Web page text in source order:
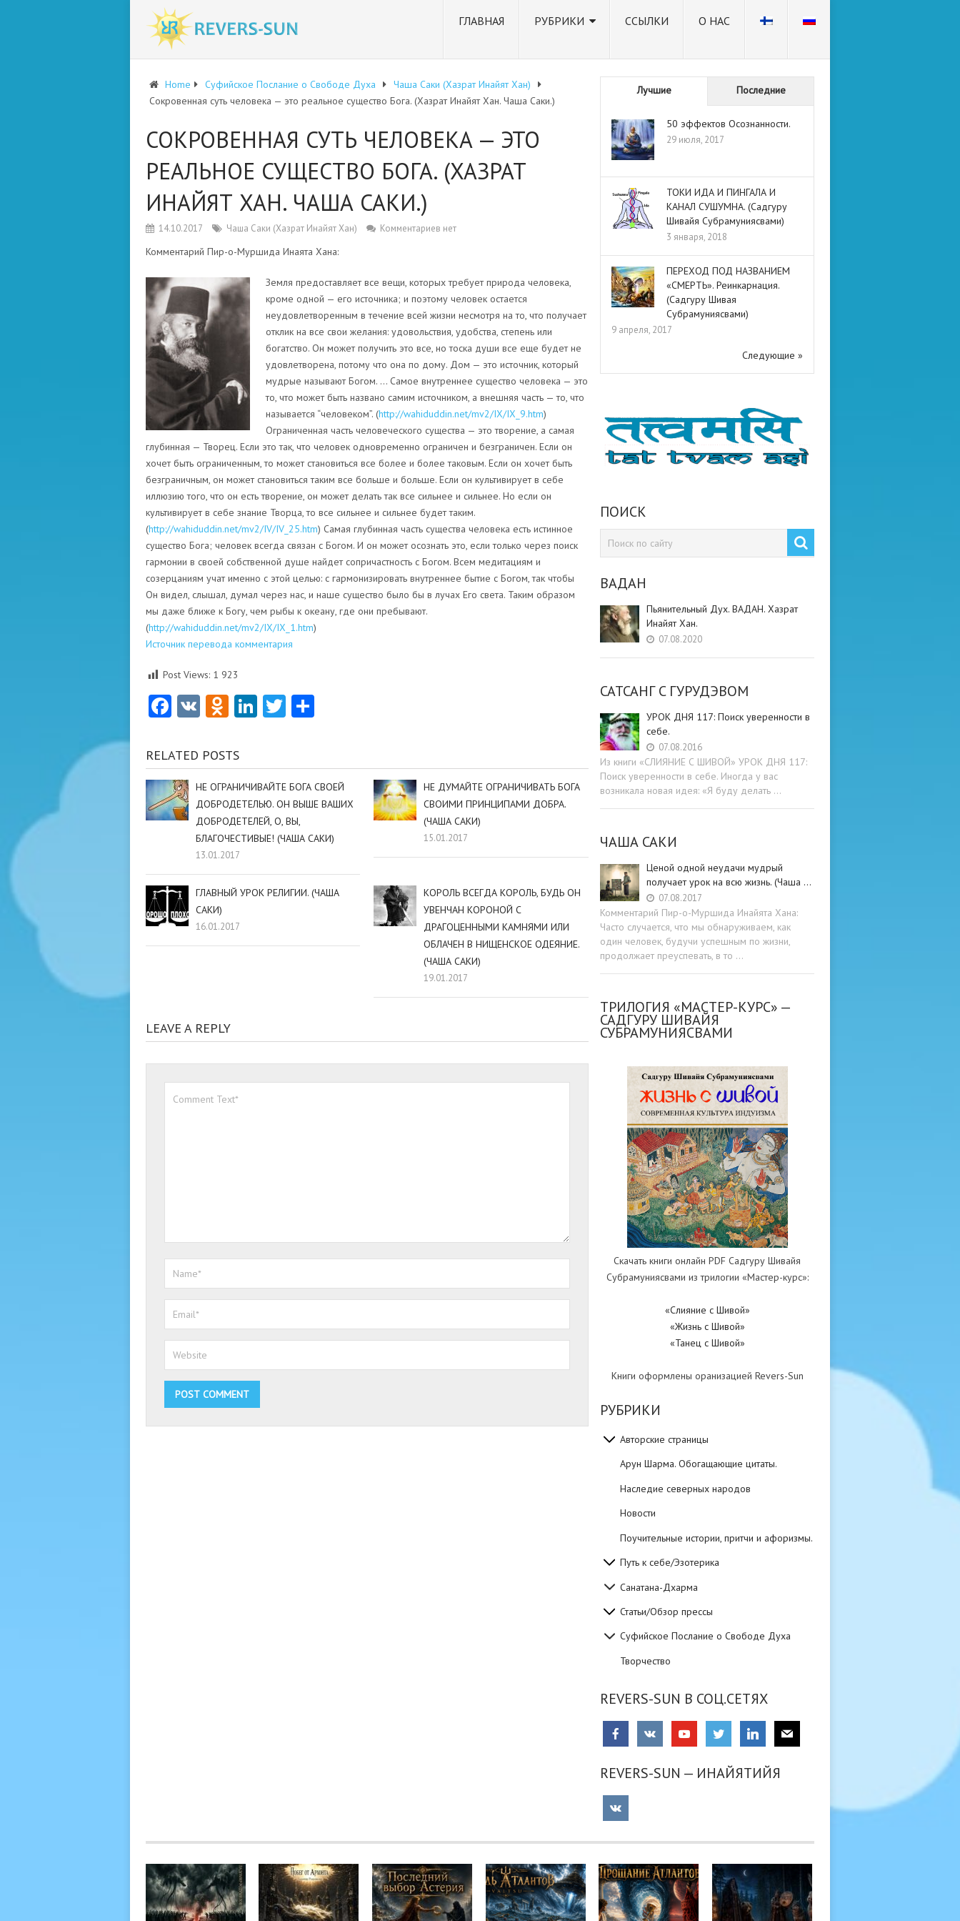
ГЛАВНАЯ РУБРИКИ ССЫЛКИ О НАС
Home Суфийское Послание о Свободе Духа
Чаша Саки (Хазрат Инайят Хан)
Сокровенная суть человека — это реальное существо Бога. (Хазрат Инайят Хан. Чаша Саки.)
СОКРОВЕННАЯ СУТЬ ЧЕЛОВЕКА — ЭТО
РЕАЛЬНОЕ СУЩЕСТВО БОГА. (ХАЗРАТ
ИНАЙЯТ ХАН. ЧАША САКИ.)
14.10.2017 Чаша Саки (Хазрат Инайят Хан) Комментариев нет
Комментарий Пир-о-Муршида Инаята Хана:
Земля предоставляет все вещи, которых требует природа человека,
кроме одной — его источника; и поэтому человек остается
неудовлетворенным в течение всей жизни несмотря на то, что получает
отклик на все свои желания: удовольствия, удобства, степень или
богатство. Он может получить это все, но тоска души все еще будет не
удовлетворена, потому что она по дому. Дом — это источник, который
мудрые называют Богом. … Самое внутреннее существо человека — это
то, что может быть названо самим источником, а внешняя часть — то, что
называется “человеком”. (http://wahiduddin.net/mv2/IX/IX_9.htm)
Ограниченная часть человеческого существа — это творение, а самая
глубинная — Творец. Если это так, что человек одновременно ограничен и безграничен. Если он
хочет быть ограниченным, то может становиться все более и более таковым. Если он хочет быть
безграничным, он может становиться таким все больше и больше. Если он культивирует в себе
иллюзию того, что он есть творение, он может делать так все сильнее и сильнее. Но если он
культивирует в себе знание Творца, то все сильнее и сильнее будет таким.
(http://wahiduddin.net/mv2/IV/IV_25.htm) Самая глубинная часть существа человека есть истинное
существо Бога; человек всегда связан с Богом. И он может осознать это, если только через поиск
гармонии в своей собственной душе найдет сопричастность с Богом. Всем медитациям и
созерцаниям учат именно с этой целью: с гармонизировать внутреннее бытие с Богом, так чтобы
Он видел, слышал, думал через нас, и наше существо было бы в лучах Его света. Таким образом
мы даже ближе к Богу, чем рыбы к океану, где они пребывают.
(http://wahiduddin.net/mv2/IX/IX_1.htm)
Источник перевода комментария
Post Views: 1 923
Facebook
VKOdnoklassniki
LinkedIn
TwitterОтправить
RELATED POSTS
НЕ ОГРАНИЧИВАЙТЕ БОГА СВОЕЙ
ДОБРОДЕТЕЛЬЮ. ОН ВЫШЕ ВАШИХ
ДОБРОДЕТЕЛЕЙ, О, ВЫ,
БЛАГОЧЕСТИВЫЕ! (ЧАША САКИ)
13.01.2017
НЕ ДУМАЙТЕ ОГРАНИЧИВАТЬ БОГА
СВОИМИ ПРИНЦИПАМИ ДОБРА.
(ЧАША САКИ)
15.01.2017
ГЛАВНЫЙ УРОК РЕЛИГИИ. (ЧАША
САКИ)
16.01.2017
КОРОЛЬ ВСЕГДА КОРОЛЬ, БУДЬ ОН
УВЕНЧАН КОРОНОЙ С
ДРАГОЦЕННЫМИ КАМНЯМИ ИЛИ
ОБЛАЧЕН В НИЩЕНСКОЕ ОДЕЯНИЕ.
(ЧАША САКИ)
19.01.2017
LEAVE A REPLY
Лучшие Последние
50 эффектов Осознанности.
29 июля, 2017
ТОКИ ИДА И ПИНГАЛА И
КАНАЛ СУШУМНА. (Садгуру
Шивайя Субрамуниясвами)
3 января, 2018
ПЕРЕХОД ПОД НАЗВАНИЕМ
«СМЕРТЬ». Реинкарнация.
(Садгуру Шивая
Субрамуниясвами)
9 апреля, 2017
Следующие »
ПОИСК
ВАДАН
Пьянительный Дух. ВАДАН. Хазрат
Инайят Хан.
07.08.2020
САТСАНГ C ГУРУДЭВОМ
УРОК ДНЯ 117: Поиск уверенности в
себе.
07.08.2016
Из книги «СЛИЯНИЕ С ШИВОЙ» УРОК ДНЯ 117:
Поиск уверенности в себе. Иногда у вас
возникала новая идея: «Я буду делать …
ЧАША САКИ
Ценой одной неудачи мудрый
получает урок на всю жизнь. (Чаша …
07.08.2017
Комментарий Пир-о-Муршида Инайята Хана:
Часто случается, что мы обнаруживаем, как
один человек, будучи успешным по жизни,
продолжает преуспевать, в то …
ТРИЛОГИЯ «МАСТЕР-КУРС» —
САДГУРУ ШИВАЙЯ
СУБРАМУНИЯСВАМИ
Скачать книги онлайн PDF Садгуру Шивайя
Субрамуниясвами из трилогии «Мастер-курс»:
«Слияние с Шивой»
«Жизнь с Шивой»
«Танец с Шивой»
Книги оформлены оранизацией Revers-Sun
РУБРИКИ
Авторские страницы
Арун Шарма. Обогащающие цитаты.
Наследие северных народов
Новости
Поучительные истории, притчи и афоризмы.
Путь к себе/Эзотерика
Санатана-Дхарма
Статьи/Обзор прессы
Суфийское Послание о Свободе Духа
Творчество
REVERS-SUN В СОЦ.СЕТЯХ
REVERS-SUN — ИНАЙЯТИЙЯ